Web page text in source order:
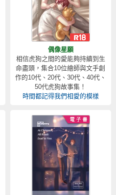
偶像星願
相信虎狗之間的愛能夠持續到生
命盡頭，集合10位繪師與文手創
作的10代、20代、30代、40代、
50代虎狗故事集！
時間都記得我們相愛的模樣